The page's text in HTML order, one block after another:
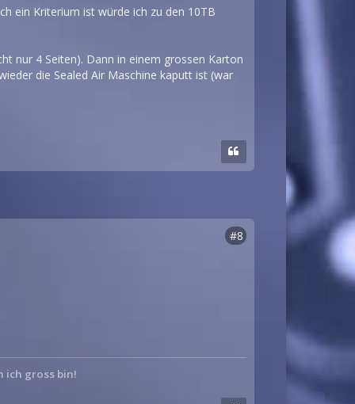
ein Kriterium ist würde ich zu den 10TB
nur 4 Seiten). Dann in einem grossen Karton
die Sealed Air Maschine kaputt ist (war
#8
ich gross bin!